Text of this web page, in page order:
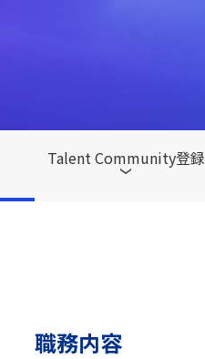
Talent Community登録
職務内容